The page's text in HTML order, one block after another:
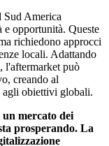
Sud America
opportunità. Queste
richiedono approcci
locali. Adattando
l'aftermarket può
creando al
agli obiettivi globali.
mercato dei
prosperando. La